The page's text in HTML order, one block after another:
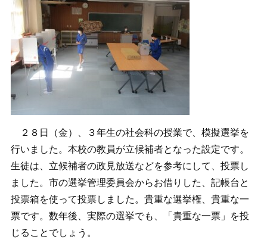
２８日（金）、３年生の社会科の授業で、模擬選挙を
行いました。本校の教員が立候補者となった設定です。
生徒は、立候補者の政見放送などを参考にして、投票し
ました。市の選挙管理委員会からお借りした、記帳台と
投票箱を使って投票しました。貴重な選挙権、貴重な一
票です。数年後、実際の選挙でも、「貴重な一票」を投
じることでしょう。